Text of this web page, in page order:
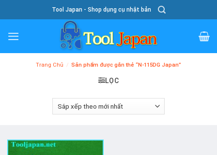
To
Content
Tool Japan - Shop dụng cụ nhật bản
Trang Chủ / Sản phẩm được gắn thẻ “N-115DG Japan”
LỌC